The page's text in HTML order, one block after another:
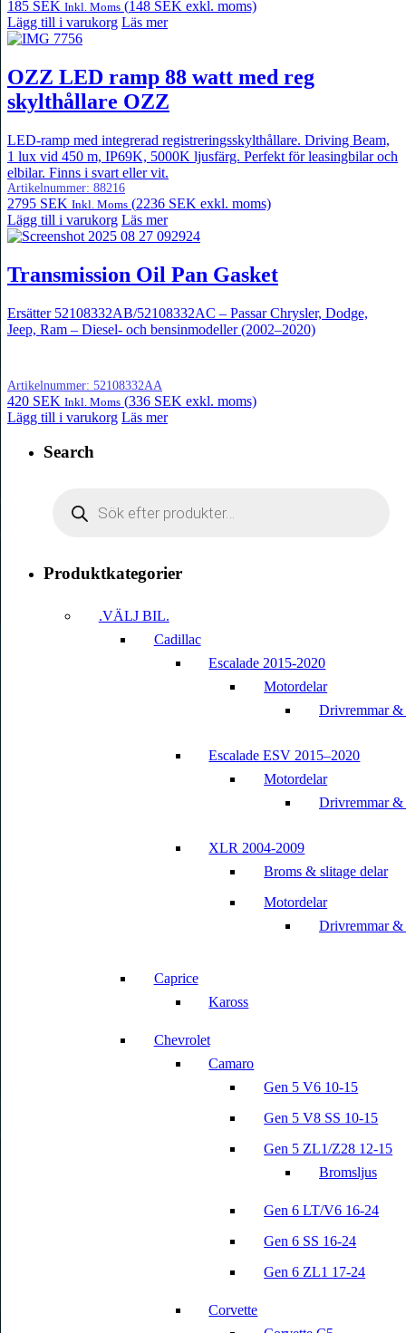
185 SEK Inkl. Moms (148 SEK exkl. moms)
Lägg till i varukorg Läs mer
OZZ LED ramp 88 watt med reg
skylthållare OZZ
LED-ramp med integrerad registreringsskylthållare. Driving Beam,
1 lux vid 450 m, IP69K, 5000K ljusfärg. Perfekt för leasingbilar och
elbilar. Finns i svart eller vit.
Artikelnummer: 88216
2795 SEK Inkl. Moms (2236 SEK exkl. moms)
Lägg till i varukorg Läs mer
Transmission Oil Pan Gasket
Ersätter 52108332AB/52108332AC – Passar Chrysler, Dodge,
Jeep, Ram – Diesel- och bensinmodeller (2002–2020)
Artikelnummer: 52108332AA
420 SEK Inkl. Moms (336 SEK exkl. moms)
Lägg till i varukorg Läs mer
Search
search
Produktkategorier
.VÄLJ BIL.
Cadillac
Escalade 2015-2020
Motordelar
Drivremmar &
Escalade ESV 2015–2020
Motordelar
Drivremmar &
XLR 2004-2009
Broms & slitage delar
Motordelar
Drivremmar &
Caprice
Kaross
Chevrolet
Camaro
Gen 5 V6 10-15
Gen 5 V8 SS 10-15
Gen 5 ZL1/Z28 12-15
Bromsljus
Gen 6 LT/V6 16-24
Gen 6 SS 16-24
Gen 6 ZL1 17-24
Corvette